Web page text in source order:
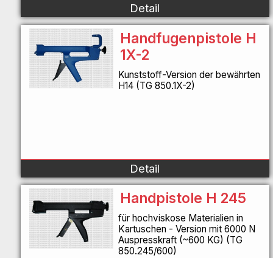
Detail
Handfugenpistole H
1X-2
Kunststoff-Version der bewährten
H14 (TG 850.1X-2)
Detail
Handpistole H 245
für hochviskose Materialien in
Kartuschen - Version mit 6000 N
Auspresskraft (~600 KG) (TG
850.245/600)